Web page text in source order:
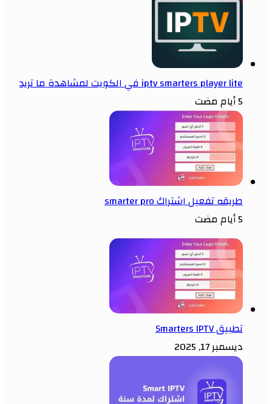
iptv smarters player lite في الكويت لمشاهدة ما تريد
5 أيام مضت
طريقه تفعيل اشتراك smarter pro
5 أيام مضت
تطبيق Smarters IPTV
ديسمبر 17, 2025